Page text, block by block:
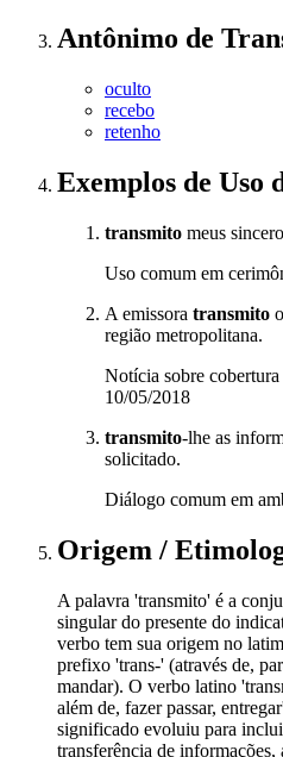
Antônimo de
oculto
recebo
retenho
Exemplos de Uso
transmito meus
Uso comum em
A emissora transmito
região metropolitana.
Notícia sobre
10/05/2018
transmito-lhe as
solicitado.
Diálogo comum em
Origem /
A palavra 'transmito' é a
singular do presente do
verbo tem sua origem no
prefixo 'trans-' (através de,
mandar). O verbo latino
além de, fazer passar,
significado evoluiu para
transferência de informações,